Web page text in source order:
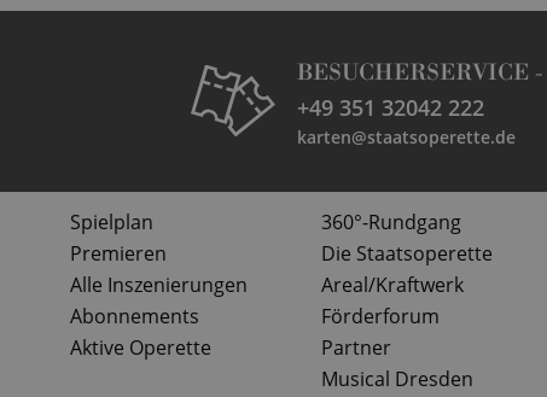
BESUCHERSERVICE -
+49 351 32042 222
karten@staatsoperette.de
Spielplan
Premieren
Alle Inszenierungen
Abonnements
Aktive Operette
360°-Rundgang
Die Staatsoperette
Areal/Kraftwerk
Förderforum
Partner
Musical Dresden